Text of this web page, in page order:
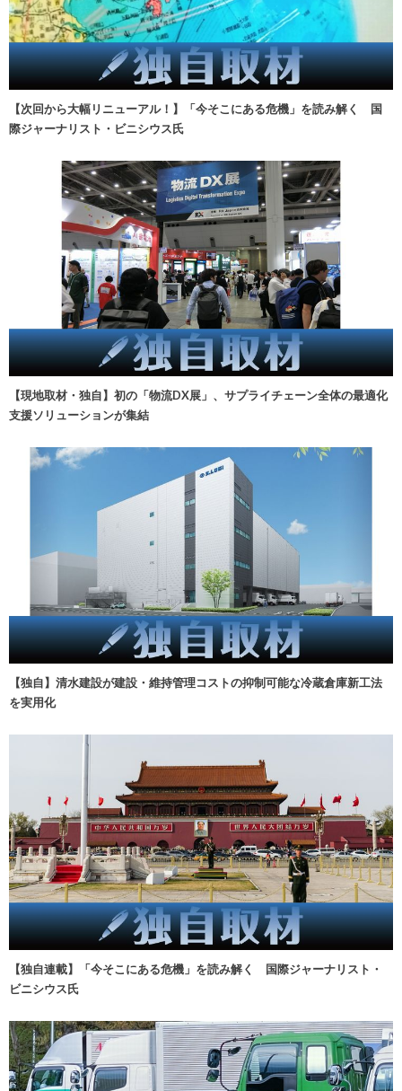
【次回から大幅リニューアル！】「今そこにある危機」を読み解く 国
際ジャーナリスト・ビニシウス氏
【現地取材・独自】初の「物流DX展」、サプライチェーン全体の最適化
支援ソリューションが集結
【独自】清水建設が建設・維持管理コストの抑制可能な冷蔵倉庫新工法
を実用化
【独自連載】「今そこにある危機」を読み解く 国際ジャーナリスト・
ビニシウス氏